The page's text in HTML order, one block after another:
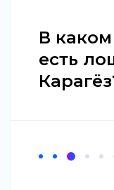
В
есть